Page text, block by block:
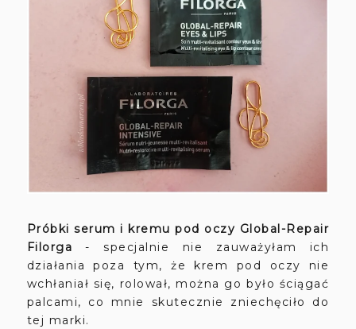
Próbki serum i kremu pod oczy Global-Repair
Filorga - specjalnie nie zauważyłam ich
działania poza tym, że krem pod oczy nie
wchłaniał się, rolował, można go było ściągać
palcami, co mnie skutecznie zniechęciło do
tej marki.